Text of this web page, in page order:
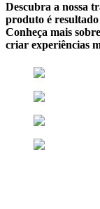
Descubra a nossa
produto é
Conheça mais
criar experiências